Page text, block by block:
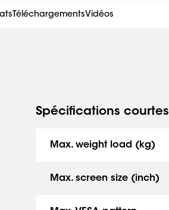
TéléchargementsVidéos
Spécifications courtes
Max. weight load (kg)
Max. screen size (inch)